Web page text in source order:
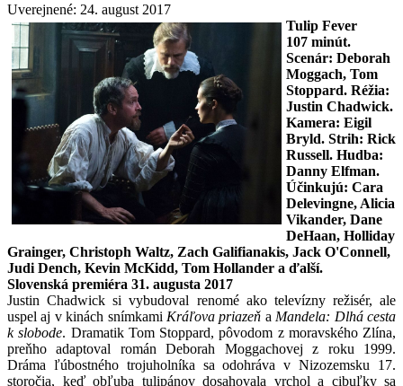
Uverejnené: 24. august 2017
Tulip Fever
107 minút.
Scenár: Deborah
Moggach, Tom
Stoppard. Réžia:
Justin Chadwick.
Kamera: Eigil
Bryld. Strih: Rick
Russell. Hudba:
Danny Elfman.
Účinkujú: Cara
Delevingne, Alicia
Vikander, Dane
DeHaan, Holliday
Grainger, Christoph Waltz, Zach Galifianakis, Jack O'Connell,
Judi Dench, Kevin McKidd, Tom Hollander a ďalší.
Slovenská premiéra 31. augusta 2017
Justin Chadwick si vybudoval renomé ako televízny režisér, ale
uspel aj v kinách snímkami Kráľova priazeň a Mandela: Dlhá cesta
k slobode. Dramatik Tom Stoppard, pôvodom z moravského Zlína,
preňho adaptoval román Deborah Moggachovej z roku 1999.
Dráma ľúbostného trojuholníka sa odohráva v Nizozemsku 17.
storočia, keď obľuba tulipánov dosahovala vrchol a cibuľky sa